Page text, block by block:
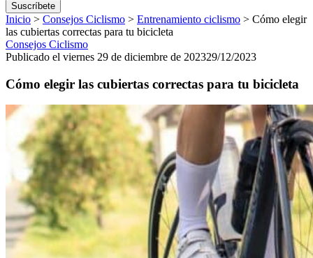
Suscríbete
Inicio > Consejos Ciclismo > Entrenamiento ciclismo > Cómo elegir
las cubiertas correctas para tu bicicleta
Consejos Ciclismo
Publicado el viernes 29 de diciembre de 202329/12/2023
Cómo elegir las cubiertas correctas para tu bicicleta